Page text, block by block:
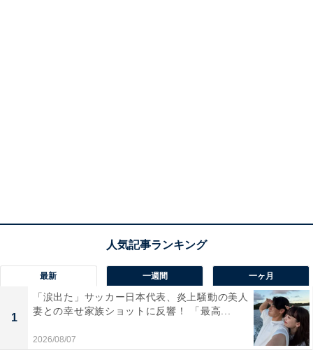
最新 一週間 一ヶ月
1
「涙出た」サッカー日本代表、炎上騒動の美人
妻との幸せ家族ショットに反響！ 「最高...
2026/08/07